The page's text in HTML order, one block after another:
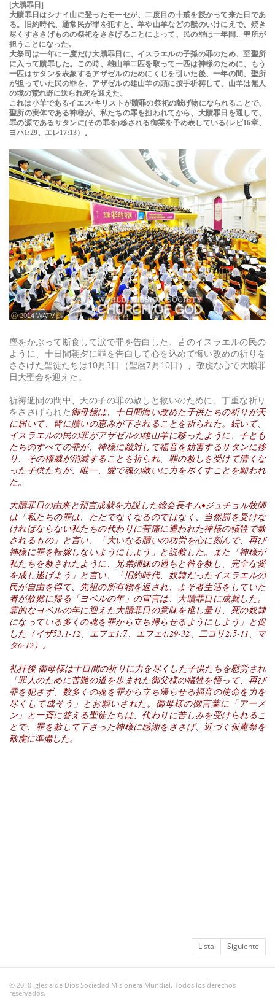
[大贖罪日]
大贖罪日はシナイ山に登ったモーセが、二度目の十戒を授かって来た日であ
る。旧約時代、通常民が罪を犯すと、羊や山羊などの獣のいけにえで、焼き
尽くすささげものの祭祀をささげることによって、民の罪は一年間、聖所が
担うことになった。
大祭司は一年に一度だけ大贖罪日に、イスラエルの子孫の罪のため、至聖所
に入って贖罪した。この時、雄山羊二匹を取って一匹は神様のために、もう
一匹はサタンを表象するアザゼルのためにくじを引いた後、一年の間、聖所
が担っていた民の罪を、アザゼルの雄山羊の頭に按手祈祷して、山羊は無人
の境の荒れ野に送られ死を迎えた。
これは小羊であるイエス•キリストが贖罪の祭祀の献げ物になられることで、
聖所の実体である神様が、私たちの罪を担われてから、大贖罪日を通して、
罪の源であるサタンに(その罪を)移される御業を予め表している(レビ16章、
ヨハ1:29、エレ17:13）。
ⓒ 2014 WATV
塵をかぶって断食して涙で罪を告白した、昔のイスラエルの民の
ように、十日間朝夕に罪を告白して心を込めて悔い改めの祈りを
ささげた聖徒たちは10月3日（聖暦7月10日）、敬虔な心で大贖罪
日大聖会を迎えた。
祈祷週間の間中、天の子の罪の赦しと救いのために、丁重な祈り
をささげられた御母様は、十日間悔い改めた子供たちの祈りが天
に届いて、皆に贖いの恵みが下されることを祈られた。続いて、
イスラエルの民の罪がアザゼルの雄山羊に移ったように、子ども
たちのすべての罪が、神様に敵対して福音を妨害するサタンに移
り、その権威が消滅することを祈られ、罪の赦しを受けて清くな
った子供たちが、唯一、愛で魂の救いに力を尽くすことを願われ
た。
大贖罪日の由来と預言成就を力説した総会長キム•ジュチョル牧師
は「私たちの罪は、ただでなくなるのではなく、当然罰を受けな
ければならない私たちの代わりに苦痛に遭われた神様の犠牲で赦
されるもの」と言い、「大いなる贖いの功労を心に刻んで、再び
神様に罪を転嫁しないようにしよう」と説教した。また「神様が
私たちを赦されたように、兄弟姉妹の過ちと咎を赦し、完全な愛
を成し遂げよう」と言い、「旧約時代、奴隷だったイスラエルの
民が自由を得て、先祖の所有物を返され、よそ者生活をしていた
者が故郷に帰る「ヨベルの年」の宣言は、大贖罪日に成就した。
霊的なヨベルの年に迎えた大贖罪日の意味を推し量り、死の奴隷
になっている多くの魂を罪から立ち帰らせるようにしよう」と促
した（イザ53:1-12、エフェ1:7、エフェ4:29-32、二コリ2:5-11、マ
タ6:12）。
礼拝後御母様は十日間の祈りに力を尽くした子供たちを慰労され
「罪人のために苦難の道を歩まれた御父様の犠牲を悟って、再び
罪を犯さず、数多くの魂を罪から立ち帰らせる福音の使命を力を
尽くして成そう」とお願いされた。御母様の御言葉に「アーメ
ン」と一斉に答える聖徒たちは、代わりに苦しみを受けられるこ
とで、罪を赦して下さった神様に感謝をささげ、近づく仮庵祭を
敬虔に準備した。
Lista Siguiente
© 2010 Iglesia de Dios Sociedad Misionera Mundial. Todos los derechos
reservados.